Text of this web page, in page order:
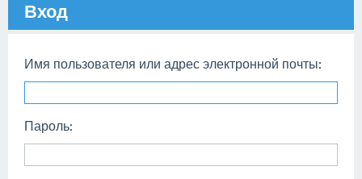
Вход
Имя пользователя или адрес электронной почты:
Пароль: